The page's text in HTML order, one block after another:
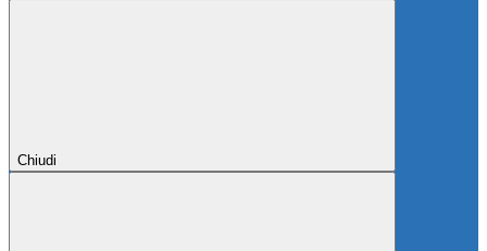
Chiudi